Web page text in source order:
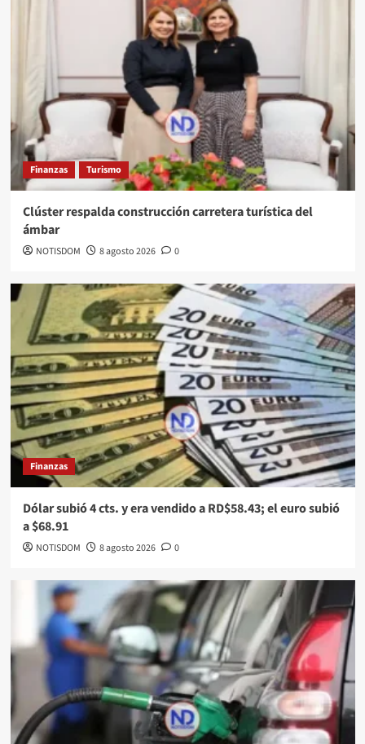
Finanzas Turismo
Clúster respalda construcción carretera turística del
ámbar
NOTISDOM 8 agosto 2026 0
Finanzas
Dólar subió 4 cts. y era vendido a RD$58.43; el euro subió
a $68.91
NOTISDOM 8 agosto 2026 0